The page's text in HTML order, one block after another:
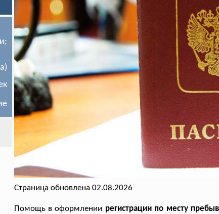
Страница обновлена 02.08.2026
Помощь в оформлении регистрации по месту